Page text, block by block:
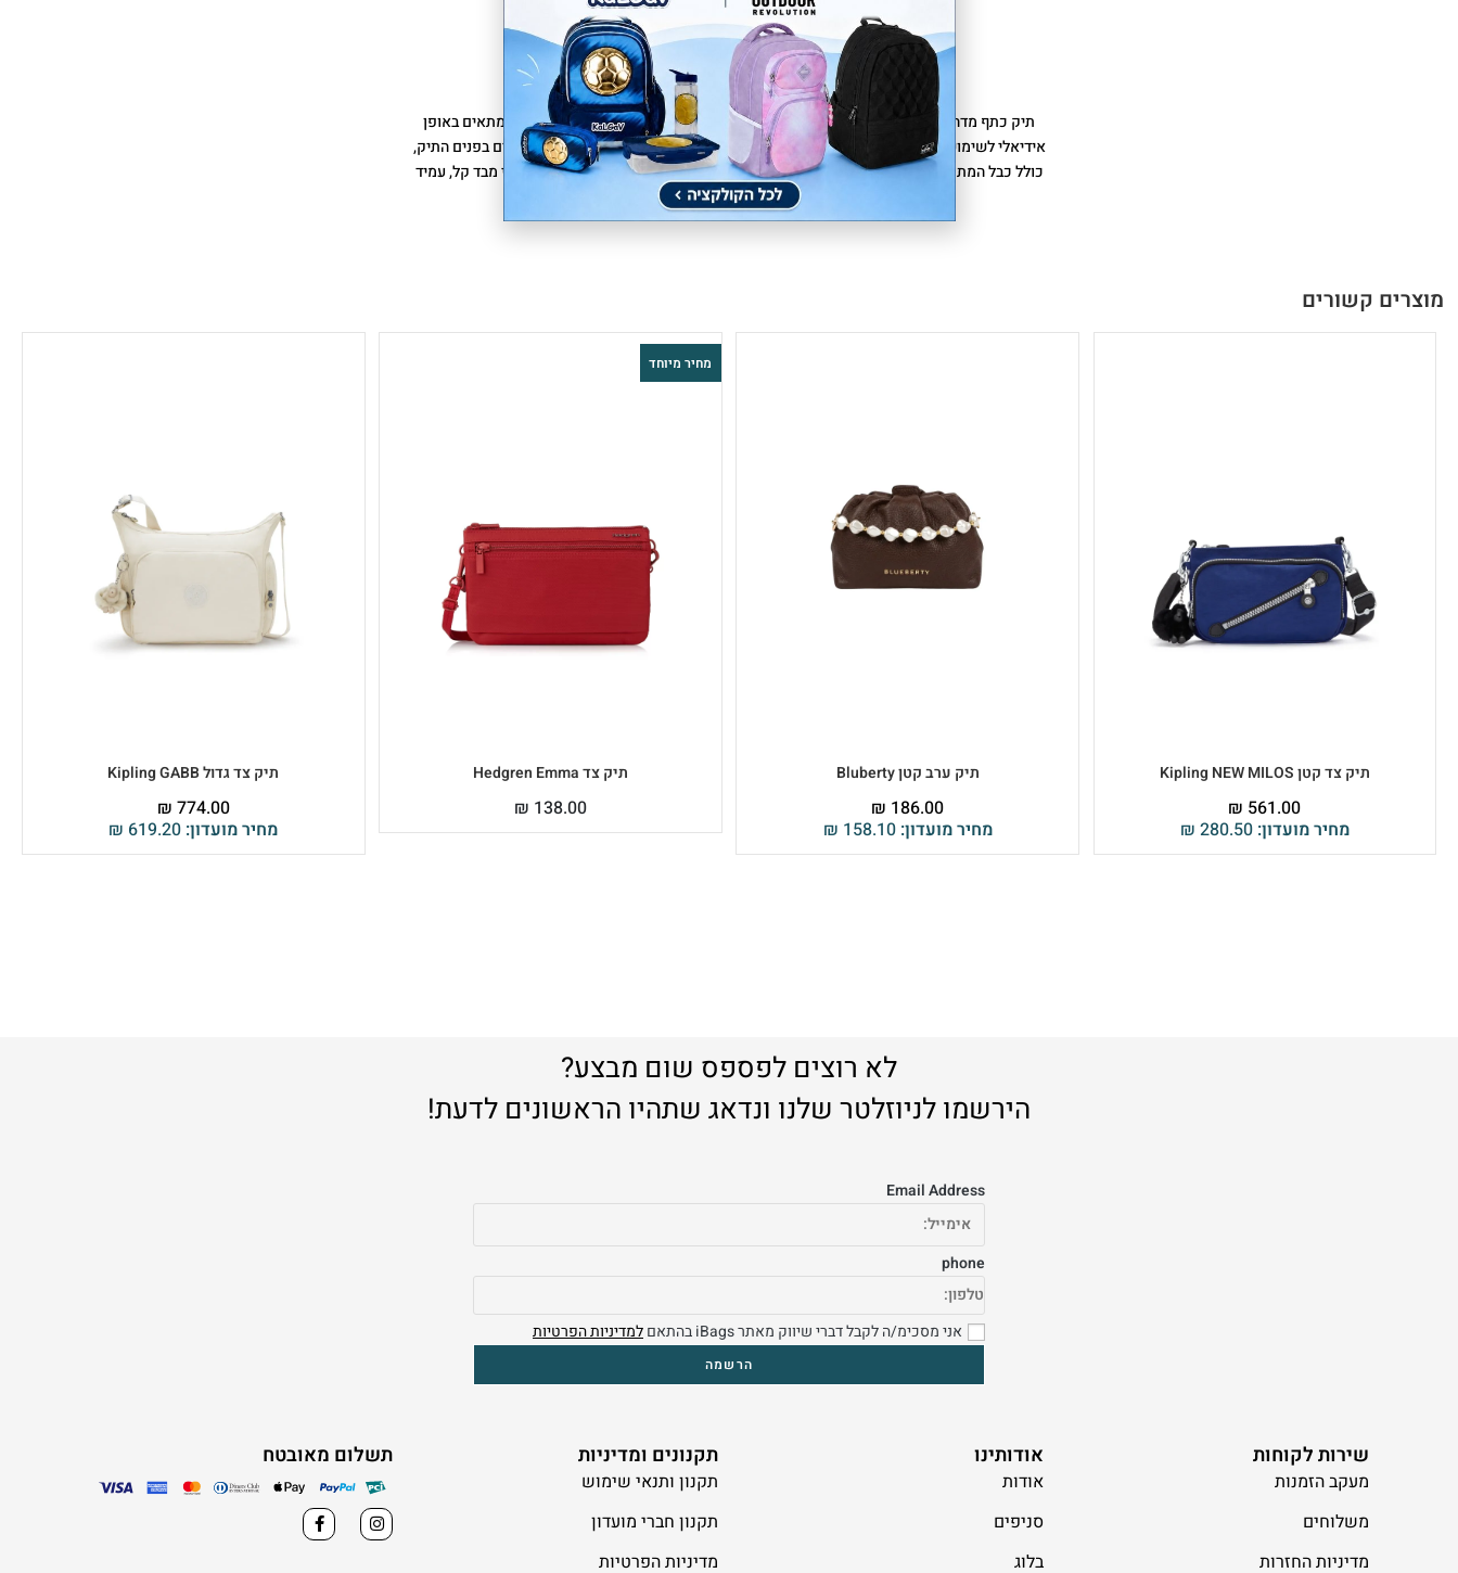
שנתיים אחריות
משלוחים חינם בקניה
מעל 299 ₪
תיק כתף מדהים לנשים, המציע שפע של תאים מרווחים, רצועה נוחה ועיצוב פונקציונלי המתאים באופן
אידיאלי לשימוש יומיומי או לערב. מגיע עם ארבעה כיסים מרווחים בחזית ופיצ'רים שימושיים בפנים התיק,
כולל כבל המתחבר למפתח לשליפה מהירה ותאים עבור הטלפון, עטים וארנק. Izellah עשוי מבד קל, עמיד
בפני מים. מושלם לשימוש לאורך כל השנה.
מוצרים קשורים
תיק צד קטן Kipling NEW MILOS
מחיר מועדון: ₪ 280.50
₪ 561.00
תיק ערב קטן Bluberty
מחיר מועדון: ₪ 158.10
₪ 186.00
מחיר מיוחד
תיק צד Hedgren Emma
₪ 138.00
תיק צד גדול Kipling GABB
מחיר מועדון: ₪ 619.20
₪ 774.00
לא רוצים לפספס שום מבצע?
הירשמו לניוזלטר שלנו ונדאג שתהיו הראשונים לדעת!
Email Address
phone
אני מסכימ/ה לקבל דברי שיווק מאתר iBags בהתאם למדיניות הפרטיות
שירות לקוחות
מעקב הזמנות
משלוחים
מדיניות החזרות
אודותינו
אודות
סניפים
בלוג
תקנונים ומדיניות
תקנון ותנאי שימוש
תקנון חברי מועדון
מדיניות הפרטיות
תשלום מאובטח